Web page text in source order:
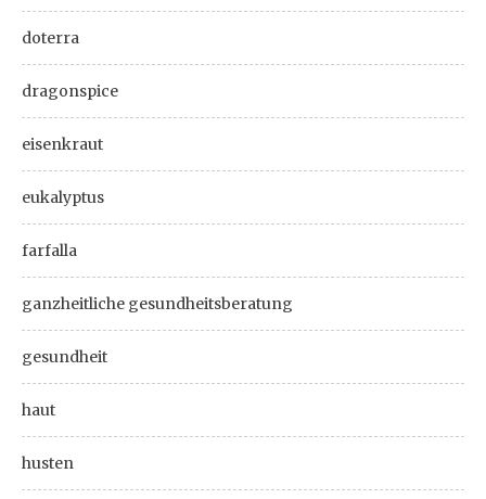
doterra
dragonspice
eisenkraut
eukalyptus
farfalla
ganzheitliche gesundheitsberatung
gesundheit
haut
husten